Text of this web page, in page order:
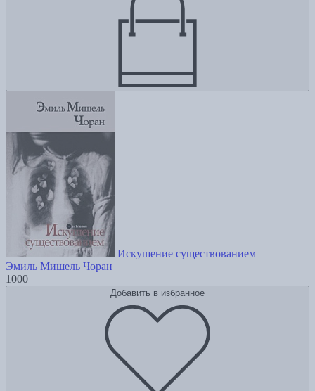
Искушение существованием
Эмиль Мишель Чоран
1000
Добавить в избранное